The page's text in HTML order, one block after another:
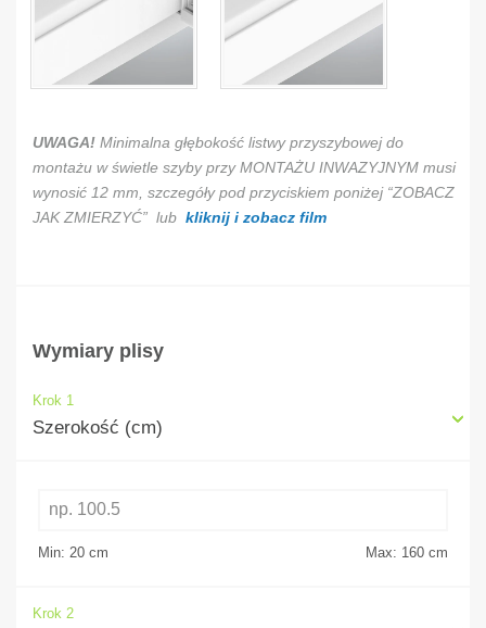
UWAGA! Minimalna głębokość listwy przyszybowej do
montażu w świetle szyby przy MONTAŻU INWAZYJNYM musi
wynosić 12 mm, szczegóły pod przyciskiem poniżej “ZOBACZ
JAK ZMIERZYĆ” lub kliknij i zobacz film
Wymiary plisy
Krok 1
Szerokość (cm)
Min: 20 cm Max: 160 cm
Krok 2